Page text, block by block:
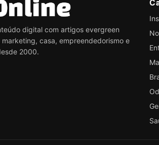
digital com artigos evergreen
marketing, casa, empreendedorismo e
2000.